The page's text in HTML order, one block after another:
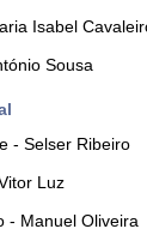
Isabel
Sousa
- Selser Ribeiro
Luz
- Manuel Oliveira